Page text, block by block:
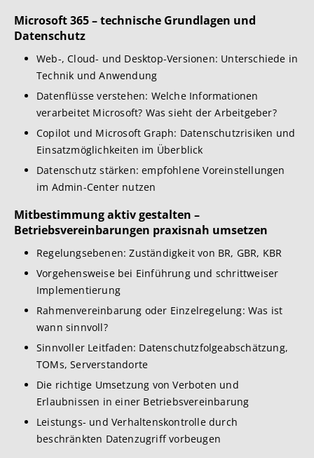
Microsoft 365 – technische Grundlagen und
Datenschutz
Web-, Cloud- und Desktop-Versionen: Unterschiede in
Technik und Anwendung
Datenflüsse verstehen: Welche Informationen
verarbeitet Microsoft? Was sieht der Arbeitgeber?
Copilot und Microsoft Graph: Datenschutzrisiken und
Einsatzmöglichkeiten im Überblick
Datenschutz stärken: empfohlene Voreinstellungen
im Admin-Center nutzen
Mitbestimmung aktiv gestalten –
Betriebsvereinbarungen praxisnah umsetzen
Regelungsebenen: Zuständigkeit von BR, GBR, KBR
Vorgehensweise bei Einführung und schrittweiser
Implementierung
Rahmenvereinbarung oder Einzelregelung: Was ist
wann sinnvoll?
Sinnvoller Leitfaden: Datenschutzfolgeabschätzung,
TOMs, Serverstandorte
Die richtige Umsetzung von Verboten und
Erlaubnissen in einer Betriebsvereinbarung
Leistungs- und Verhaltenskontrolle durch
beschränkten Datenzugriff vorbeugen